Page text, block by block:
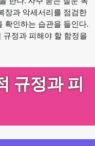
장과 악세서리를 점검한
확인하는 습관을 들인다.
정과 피해야 할 함정을
규정과 피